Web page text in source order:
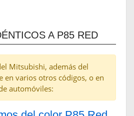
A P85 RED
Mitsubishi, además del
en varios otros códigos, o en
automóviles: